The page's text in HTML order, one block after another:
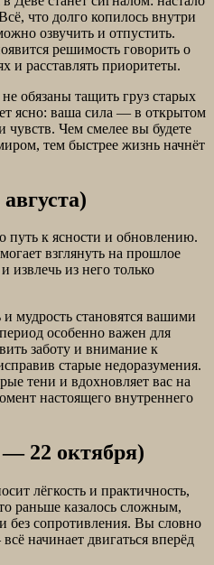
что долго копилось внутри
озвучить и отпустить.
решимость говорить о
и расставлять приоритеты.
обязаны тащить груз старых
ясно: ваша сила — в открытом
Чем смелее вы будете
тем быстрее жизнь начнёт
путь к ясности и обновлению.
взглянуть на прошлое
извлечь из него только
мудрость становятся вашими
особенно важен для
заботу и внимание к
старые недоразумения.
тени и вдохновляет вас на
настоящего внутреннего
22 октября)
лёгкость и практичность,
раньше казалось сложным,
без сопротивления. Вы словно
начинает двигаться вперёд